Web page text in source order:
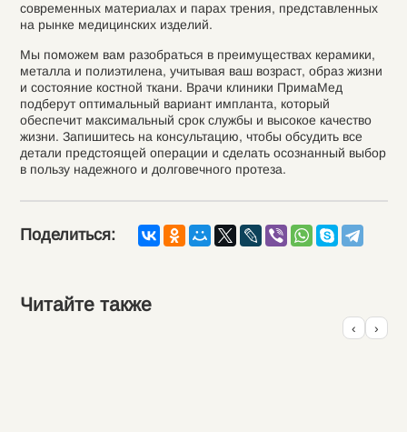
современных материалах и парах трения, представленных
на рынке медицинских изделий.
Мы поможем вам разобраться в преимуществах керамики,
металла и полиэтилена, учитывая ваш возраст, образ жизни
и состояние костной ткани. Врачи клиники ПримаМед
подберут оптимальный вариант импланта, который
обеспечит максимальный срок службы и высокое качество
жизни. Запишитесь на консультацию, чтобы обсудить все
детали предстоящей операции и сделать осознанный выбор
в пользу надежного и долговечного протеза.
Поделиться:
Читайте также
‹ ›